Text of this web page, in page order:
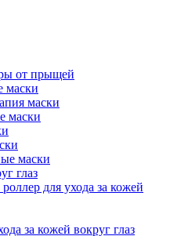
от прыщей
маски
маски
маски
маски
глаз
для ухода за кожей
за кожей вокруг глаз